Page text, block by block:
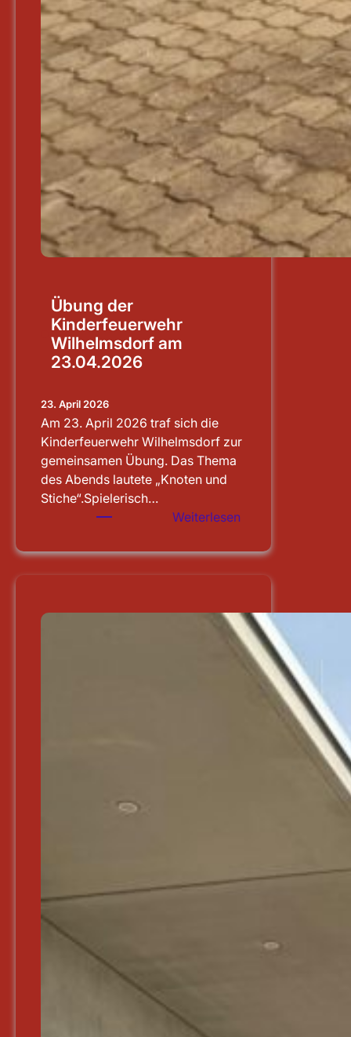
Übung der
Kinderfeuerwehr
Wilhelmsdorf am
23.04.2026
23. April 2026
Am 23. April 2026 traf sich die
Kinderfeuerwehr Wilhelmsdorf zur
gemeinsamen Übung. Das Thema
des Abends lautete „Knoten und
Stiche“.Spielerisch…
Weiterlesen
der
am
23.04.2026